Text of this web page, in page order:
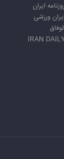
ایران
ورزشی
IRAN